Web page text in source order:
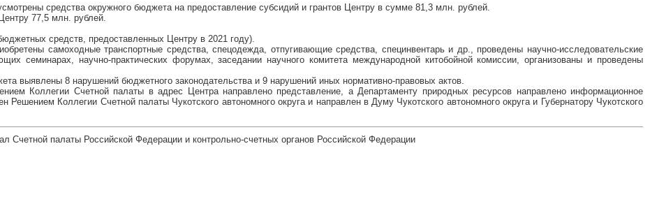
средства окружного бюджета на предоставление субсидий и грантов Центру в сумме 81,3 млн. рублей.
77,5 млн. рублей.
средств, предоставленных Центру в 2021 году).
самоходные транспортные средства, спецодежда, отпугивающие средства, специнвентарь и др., проведены научно-исследовательские
семинарах, научно-практических форумах, заседании научного комитета международной китобойной комиссии, организованы и проведены
выявлены 8 нарушений бюджетного законодательства и 9 нарушений иных нормативно-правовых актов.
Коллегии Счетной палаты в адрес Центра направлено представление, а Департаменту природных ресурсов направлено информационное
Решением Коллегии Счетной палаты Чукотского автономного округа и направлен в Думу Чукотского автономного округа и Губернатору Чукотского
Счетной палаты Российской Федерации и контрольно-счетных органов Российской Федерации